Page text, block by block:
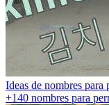
Ideas de nombres para
+140 nombres para